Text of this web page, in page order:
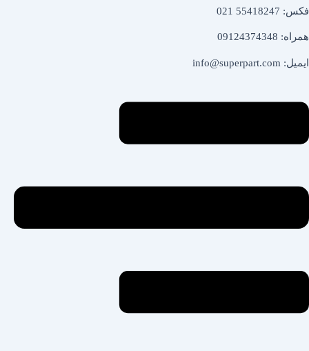
فکس: 55418247 021
همراه: 09124374348
ایمیل: info@superpart.com